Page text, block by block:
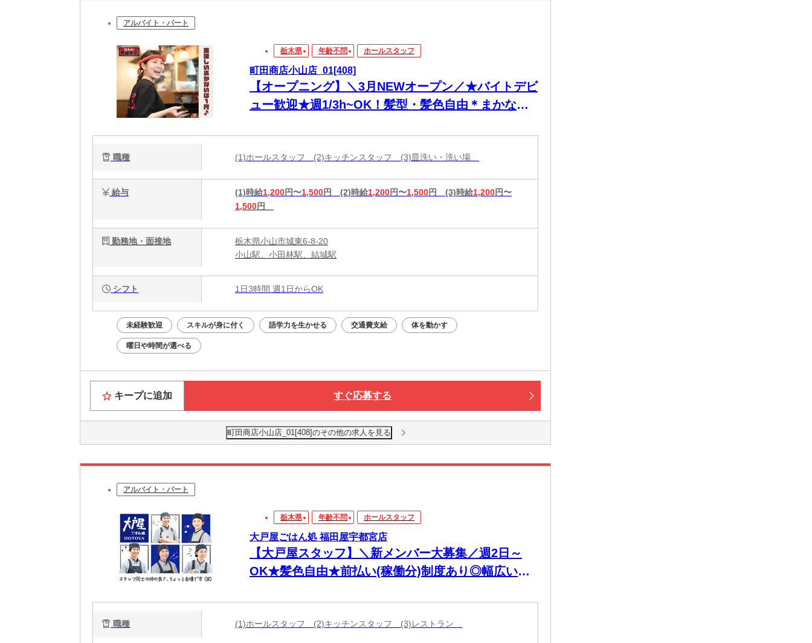
アルバイト・パート
栃木県 年齢不問 ホールスタッフ
町田商店小山店_01[408]
【オープニング】＼3月NEWオープン／★バイトデビ
ュー歓迎★週1/3h~OK！髪型・髪色自由＊まかない
職種 (1)ホールスタッフ (2)キッチンスタッフ (3)皿洗い・洗い場
給与 (1)時給1,200円〜1,500円 (2)時給1,200円〜1,500円 (3)時給1,200円〜
1,500円
勤務地・面接地
栃木県小山市城東6-8-20
小山駅、小田林駅、結城駅
シフト 1日3時間 週1日からOK
未経験歓迎 スキルが身に付く 語学力を生かせる 交通費支給 体を動かす
曜日や時間が選べる
キープに追加 すぐ応募する
町田商店小山店_01[408]のその他の求人を見る
アルバイト・パート
栃木県 年齢不問 ホールスタッフ
大戸屋ごはん処 福田屋宇都宮店
【大戸屋スタッフ】＼新メンバー大募集／週2日～
OK★髪色自由★前払い(稼働分)制度あり◎幅広い年
職種 (1)ホールスタッフ (2)キッチンスタッフ (3)レストラン